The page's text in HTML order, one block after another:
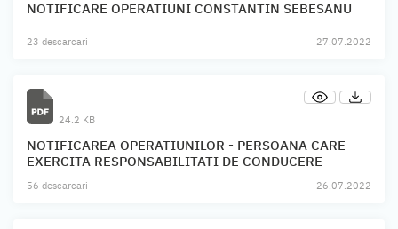
NOTIFICARE OPERATIUNI CONSTANTIN SEBESANU
23 descarcari 27.07.2022
24.2 KB
NOTIFICAREA OPERATIUNILOR - PERSOANA CARE
EXERCITA RESPONSABILITATI DE CONDUCERE
56 descarcari 26.07.2022